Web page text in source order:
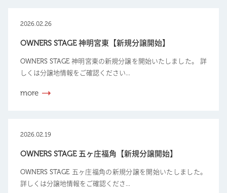
2026.02.26
OWNERS STAGE 神明宮東【新規分譲開始】
OWNERS STAGE 神明宮東の新規分譲を開始いたしました。 詳
しくは分譲地情報をご確認ください...
more
2026.02.19
OWNERS STAGE 五ヶ庄福角【新規分譲開始】
OWNERS STAGE 五ヶ庄福角の新規分譲を開始いたしました。
詳しくは分譲地情報をご確認くださ...